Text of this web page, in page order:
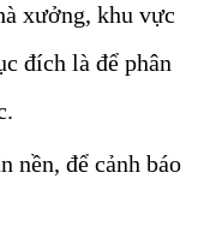
xưởng, khu vực
đích là để phân
nền, để cảnh báo